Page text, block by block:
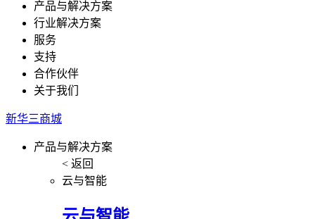
产品与解决方案
行业解决方案
服务
支持
合作伙伴
关于我们
新华三商城
产品与解决方案
< 返回
云与智能